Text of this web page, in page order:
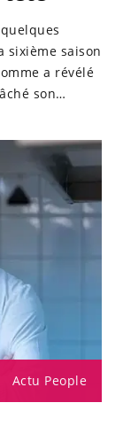
assez
ne pas trop
sociaux.
problèmes
ici et là,
les deux
gâtent, il est
Il y a toujours
sixième saison
a révélé
son
Actu People